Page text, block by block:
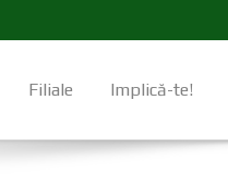
Filiale Implică-te!